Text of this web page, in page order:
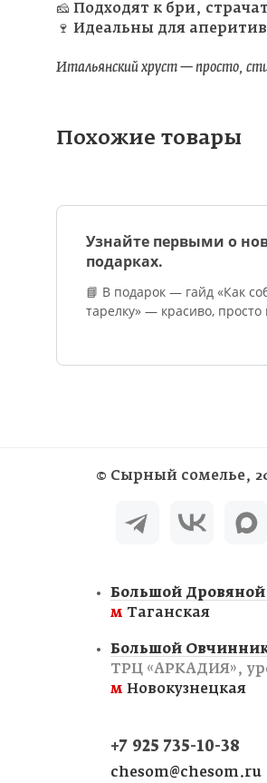
🧀 Подходят к бри,
🍷 Идеальны для
Итальянский хруст — просто,
Похожие товары
Узнайте первыми о
подарках.
📘 В подарок — гайд «Как
тарелку» — красиво, просто
© Сырный сомелье,
Большой Дровяной
м Таганская
Большой
ТРЦ «АРКАДИЯ»,
м Новокузнецкая
+7 925 735-10-38
chesom@chesom.ru